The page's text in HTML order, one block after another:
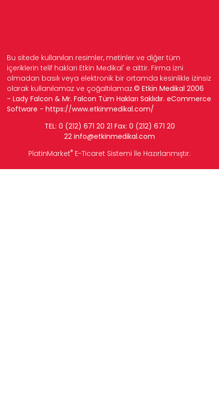
Bu sitede kullanılan resimler, metinler ve diğer tüm
içeriklerin telif hakları Etkin Medikal' e aittir. Firma izni
olmadan basılı veya elektronik bir ortamda kesinlikle izinsiz
olarak kullanılamaz ve çoğaltılamaz.© Etkin Medikal 2006
- Lady Falcon & Mr. Falcon Tüm Hakları Saklıdır. eCommerce
Software - https://www.etkinmedikal.com/
TEL: 0 (212) 671 20 21 Fax: 0 (212) 671 20
22 info@etkinmedikal.com
PlatinMarket® E-Ticaret Sistemi İle Hazırlanmıştır.